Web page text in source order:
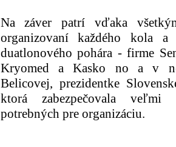
Na záver patrí vďaka
organizovaní každého kola a
duatlonového pohára - firme
Kryomed a Kasko no a v
Belicovej, prezidentke
ktorá zabezpečovala veľmi
potrebných pre organizáciu.